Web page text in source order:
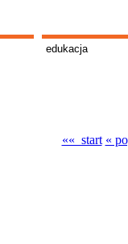
edukacja
«« start «